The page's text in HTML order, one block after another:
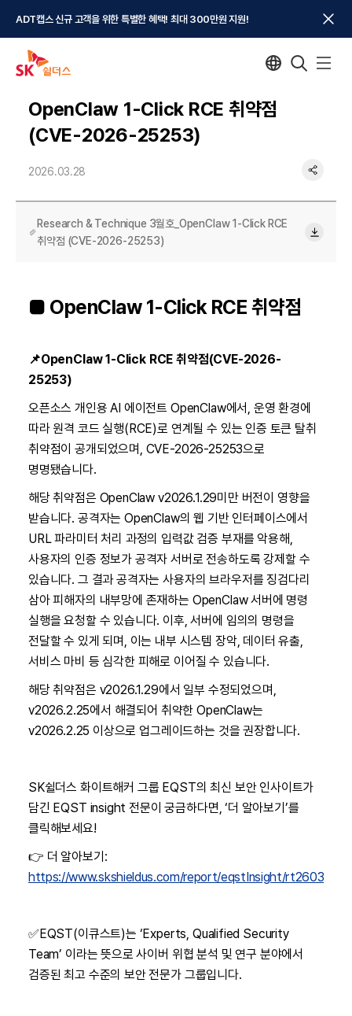
ADT캡스 신규 고객을 위한 특별한 혜택! 최대 300만원 지원!
OpenClaw 1-Click RCE 취약점
(CVE-2026-25253)
2026.03.28
Research & Technique 3월호_OpenClaw 1-Click RCE
취약점 (CVE-2026-25253)
■ OpenClaw 1-Click RCE 취약점
📌OpenClaw 1-Click RCE 취약점(CVE-2026-
25253)
오픈소스 개인용 AI 에이전트 OpenClaw에서, 운영 환경에
따라 원격 코드 실행(RCE)로 연계될 수 있는 인증 토큰 탈취
취약점이 공개되었으며, CVE-2026-25253으로
명명됐습니다.
해당 취약점은 OpenClaw v2026.1.29미만 버전이 영향을
받습니다. 공격자는 OpenClaw의 웹 기반 인터페이스에서
URL 파라미터 처리 과정의 입력값 검증 부재를 악용해,
사용자의 인증 정보가 공격자 서버로 전송하도록 강제할 수
있습니다. 그 결과 공격자는 사용자의 브라우저를 징검다리
삼아 피해자의 내부망에 존재하는 OpenClaw 서버에 명령
실행을 요청할 수 있습니다. 이후, 서버에 임의의 명령을
전달할 수 있게 되며, 이는 내부 시스템 장악, 데이터 유출,
서비스 마비 등 심각한 피해로 이어질 수 있습니다.
해당 취약점은 v2026.1.29에서 일부 수정되었으며,
v2026.2.25에서 해결되어 취약한 OpenClaw는
v2026.2.25 이상으로 업그레이드하는 것을 권장합니다.
SK쉴더스 화이트해커 그룹 EQST의 최신 보안 인사이트가
담긴 EQST insight 전문이 궁금하다면, ‘더 알아보기’를
클릭해보세요!
👉 더 알아보기:
https://www.skshieldus.com/report/eqstInsight/rt2603.html
✅EQST(이큐스트)는 ‘Experts, Qualified Security
Team’ 이라는 뜻으로 사이버 위협 분석 및 연구 분야에서
검증된 최고 수준의 보안 전문가 그룹입니다.